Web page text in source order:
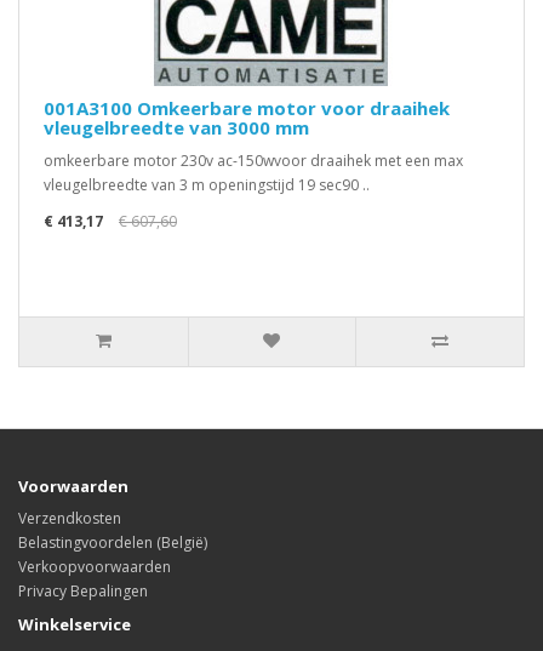
001A3100 Omkeerbare motor voor draaihek
vleugelbreedte van 3000 mm
omkeerbare motor 230v ac-150wvoor draaihek met een max
vleugelbreedte van 3 m openingstijd 19 sec90 ..
€ 413,17
€ 607,60
Voorwaarden
Verzendkosten
Belastingvoordelen (België)
Verkoopvoorwaarden
Privacy Bepalingen
Winkelservice